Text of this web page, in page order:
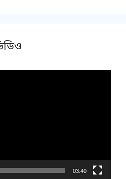
03:40